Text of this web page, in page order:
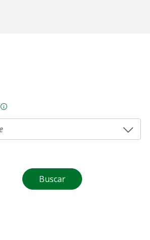
Na CLDF, as proposições
Buscar